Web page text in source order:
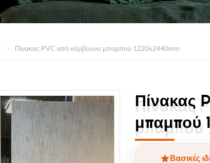
Πίνακας PVC από κάρβουνο μπαμπού 1220x2440mm
Πίνακας
μπαμπού
Πίνακας
μπαμπού
Βασικές